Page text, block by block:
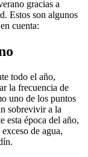
gracias a
Estos son algunos
cuenta:
todo el año,
la frecuencia de
uno de los puntos
sobrevivir a la
esta época del año,
de agua,